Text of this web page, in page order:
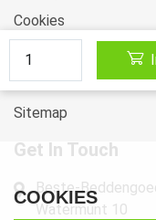
Cookies
Klachten
Retourneren & Ruilen
Sitemap
Get In Touch
Beste-
Watermunt 10
COOKIES